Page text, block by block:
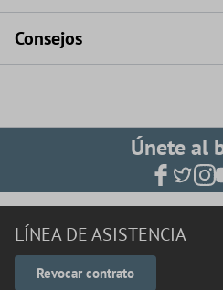
Consejos
Únete al
LÍNEA DE ASISTENCIA
Revocar contrato